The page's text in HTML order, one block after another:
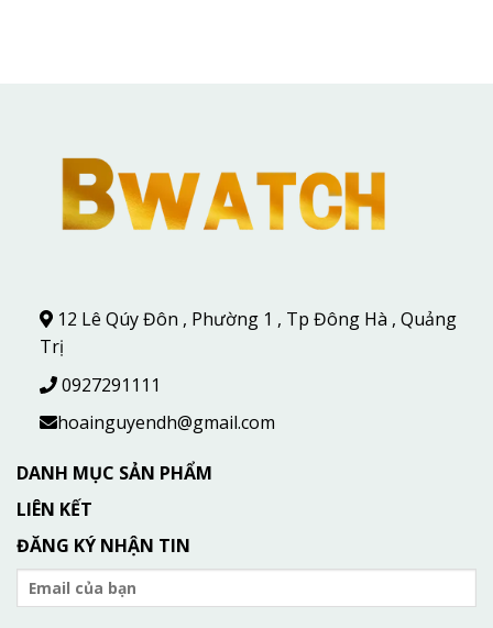
12 Lê Qúy Đôn , Phường 1 , Tp Đông Hà , Quảng
Trị
0927291111
hoainguyendh@gmail.com
DANH MỤC SẢN PHẨM
LIÊN KẾT
ĐĂNG KÝ NHẬN TIN